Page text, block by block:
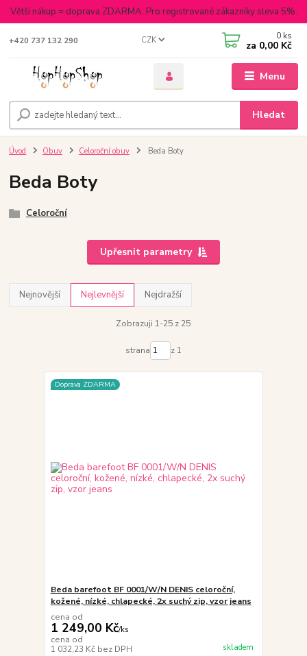
Větší nákup = doprava ZDARMA. Pro registrované zákazníky sleva 5%.
Menu
CZK
Hledat
+420 737 132 290 0 ks
za 0,00 Kč
Úvod Obuv Celoroční obuv Beda Boty
Beda Boty
Celoroční
Upřesnit parametry
Nejnovější Nejlevnější Nejdražší
Zobrazuji 1-25 z 25
strana z 1
Doprava ZDARMA
Beda barefoot BF 0001/W/N DENIS celoroční,
kožené, nízké, chlapecké, 2x suchý zip, vzor jeans
cena od
1 249,00 Kč/ks
cena od
1 032,23 Kč bez DPH skladem